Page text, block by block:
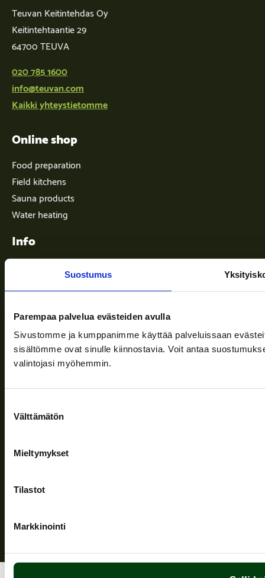
Suostumus
Parempaa palvelua evästeiden avulla
Sivustomme ja kumppanimme käyttää palveluissaan
sisältömme ovat sinulle kiinnostavia. Voit antaa
valintojasi myöhemmin.
valinta
Välttämätön
Mieltymykset
Tilastot
Markkinointi
Teuvan Keitintehdas Oy
Keitintehtaantie 29
64700 TEUVA
020 785 1600
info@teuvan.com
Kaikki yhteystietomme
Online shop
Food preparation
Field kitchens
Sauna products
Water heating
Info
Terms of delivery
News
Company
Information and support